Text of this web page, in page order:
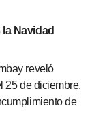
Navidad
reveló
25 de diciembre,
de